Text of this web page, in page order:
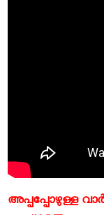
അപ്പപ്പോഴുള്ള